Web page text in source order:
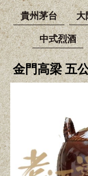
貴州茅台 大
中式烈酒
金門高梁 五